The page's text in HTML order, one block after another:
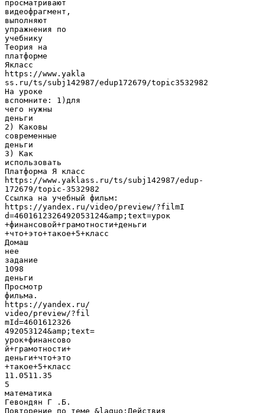
просматривают
видеофрагмент,
выполняют
упражнения по
учебнику
Теория на
платформе
Якласс
https://www.yakla
ss.ru/ts/subj142987/edup172679/topic3532982
На уроке
вспомните: 1)для
чего нужны
деньги
2) Каковы
современные
деньги
3) Как
использовать
Платформа Я класс
https://www.yaklass.ru/ts/subj142987/edup-
172679/topic-3532982
Ссылка на учебный фильм:
https://yandex.ru/video/preview/?filmI
d=4601612326492053124&amp;text=урок
+финансовой+грамотности+деньги
+что+это+такое+5+класс
Домаш
нее
задание
1098
деньги
Просмотр
фильма.
https://yandex.ru/
video/preview/?fil
mId=4601612326
492053124&amp;text=
урок+финансово
й+грамотности+
деньги+что+это
+такое+5+класс
11.0511.35
5
математика
Гевондян Г .Б.
Повторение по теме &laquo;Действия